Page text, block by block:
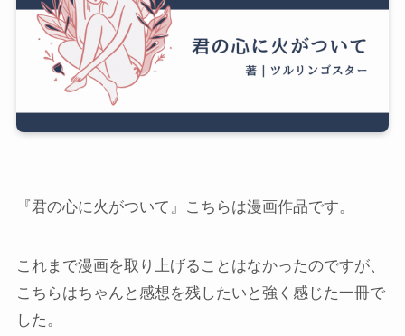
『君の心に火がついて』こちらは漫画作品です。
これまで漫画を取り上げることはなかったのですが、
こちらはちゃんと感想を残したいと強く感じた一冊で
した。